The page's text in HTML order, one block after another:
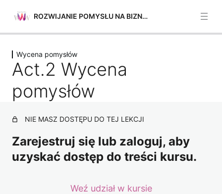
ROZWIJANIE POMYSŁU NA BIZNES
Planowanie i zarządzanie
5 lekcji
Mobilizacja ludzi
4 lekcje
4 lekcje
Wycena pomysłów
Act.1 Wycena pomysłów
Wycena pomysłów
Act.2 Wycena
pomysłów
NIE MASZ DOSTĘPU DO TEJ LEKCJI
Zarejestruj się lub zaloguj, aby
uzyskać dostęp do treści kursu.
Weź udział w kursie